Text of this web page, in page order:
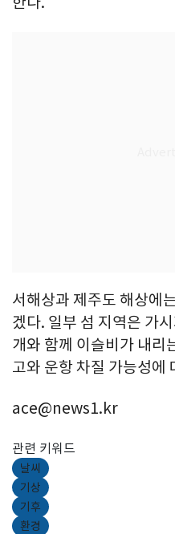
서해상과 제주도 해상에
겠다. 일부 섬 지역은 가
개와 함께 이슬비가 내리
고와 운항 차질 가능성에
ace@news1.kr
관련 키워드
날씨
기상
기후
환경